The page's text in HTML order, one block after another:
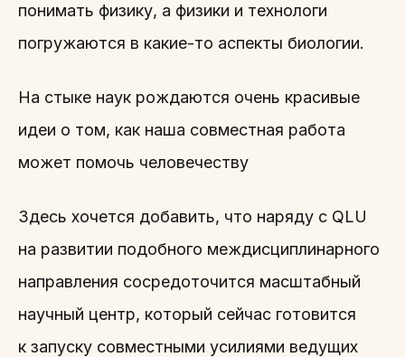
понимать физику, а физики и технологи
погружаются в какие-то аспекты биологии.
На стыке наук рождаются очень красивые
идеи о том, как наша совместная работа
может помочь человечеству
Здесь хочется добавить, что наряду с QLU
на развитии подобного междисциплинарного
направления сосредоточится масштабный
научный центр, который сейчас готовится
к запуску совместными усилиями ведущих